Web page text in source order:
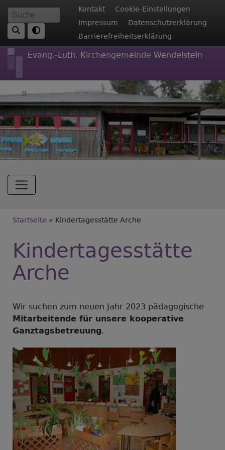
Direkt
zum
Inhalt
Suche Fußbereichsmenü
Kontakt
Cookie-Einstellungen
Impressum
Datenschutzerklärung
Barrierefreiheitserklärung
Evang.-Luth. Kirchengemeinde Wendelstein
Hauptnavigation
Breadcrumb
Startseite Kindertagesstätte Arche
Kindertagesstätte
Arche
Wir suchen zum neuen Jahr 2023 pädagogische
Mitarbeitende für unsere kooperative
Ganztagsbetreuung.